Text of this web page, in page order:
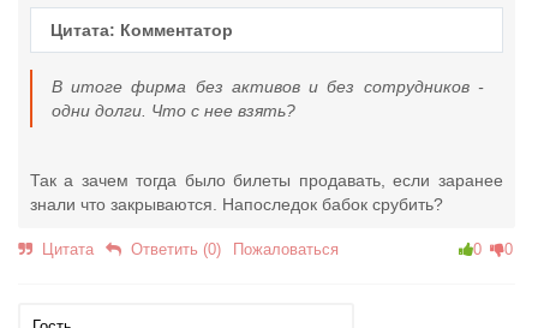
Цитата: Комментатор
В итоге фирма без активов и без сотрудников -
одни долги. Что с нее взять?
Так а зачем тогда было билеты продавать, если заранее
знали что закрываются. Напоследок бабок срубить?
Цитата Ответить (0) Пожаловаться 0 0